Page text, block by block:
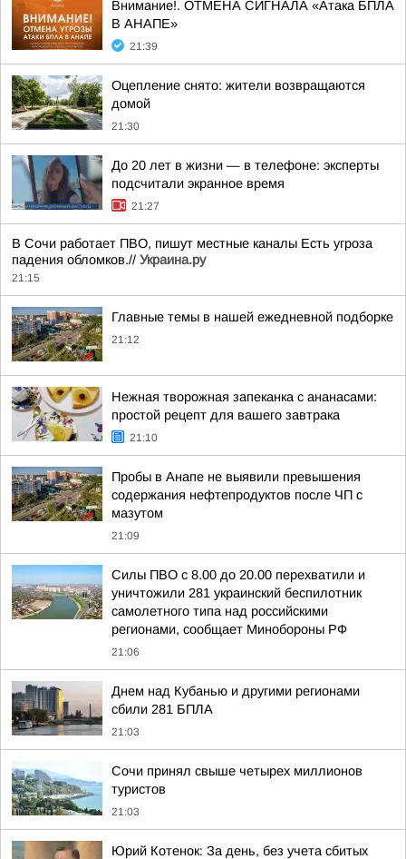
Внимание!. ОТМЕНА СИГНАЛА «Атака БПЛА
В АНАПЕ»
21:39
Оцепление снято: жители возвращаются
домой
21:30
До 20 лет в жизни — в телефоне: эксперты
подсчитали экранное время
21:27
В Сочи работает ПВО, пишут местные каналы Есть угроза
падения обломков.// Украина.ру
21:15
Главные темы в нашей ежедневной подборке
21:12
Нежная творожная запеканка с ананасами:
простой рецепт для вашего завтрака
21:10
Пробы в Анапе не выявили превышения
содержания нефтепродуктов после ЧП с
мазутом
21:09
Силы ПВО с 8.00 до 20.00 перехватили и
уничтожили 281 украинский беспилотник
самолетного типа над российскими
регионами, сообщает Минобороны РФ
21:06
Днем над Кубанью и другими регионами
сбили 281 БПЛА
21:03
Сочи принял свыше четырех миллионов
туристов
21:03
Юрий Котенок: За день, без учета сбитых